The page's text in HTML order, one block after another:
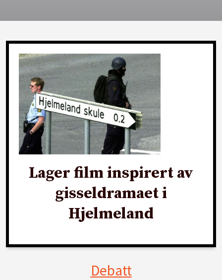
Lager film inspirert av
gisseldramaet i
Hjelmeland
Debatt